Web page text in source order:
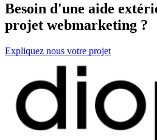
Besoin d'une aide
projet webmarketing ?
Expliquez nous votre projet